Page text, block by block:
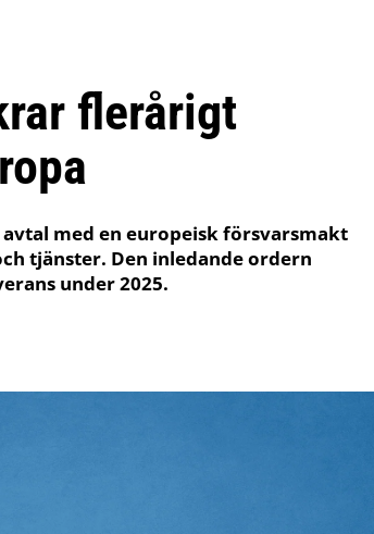
flerårigt
med en europeisk försvarsmakt
tjänster. Den inledande ordern
under 2025.